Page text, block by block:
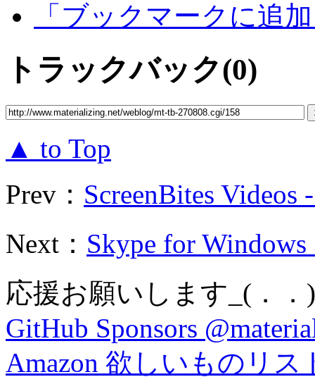
「ブックマークに追
トラックバック(0)
▲ to Top
Prev： ScreenBites Videos
Next： Skype for
応援お願いします_(．．
GitHub Sponsors
Amazon 欲しいものリス